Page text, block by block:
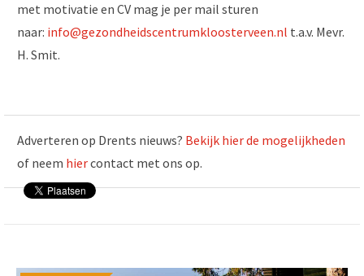
met motivatie en CV mag je per mail sturen
naar: info@gezondheidscentrumkloosterveen.nl t.a.v. Mevr.
H. Smit.
Adverteren op Drents nieuws? Bekijk hier de mogelijkheden
of neem hiercontact met ons op.